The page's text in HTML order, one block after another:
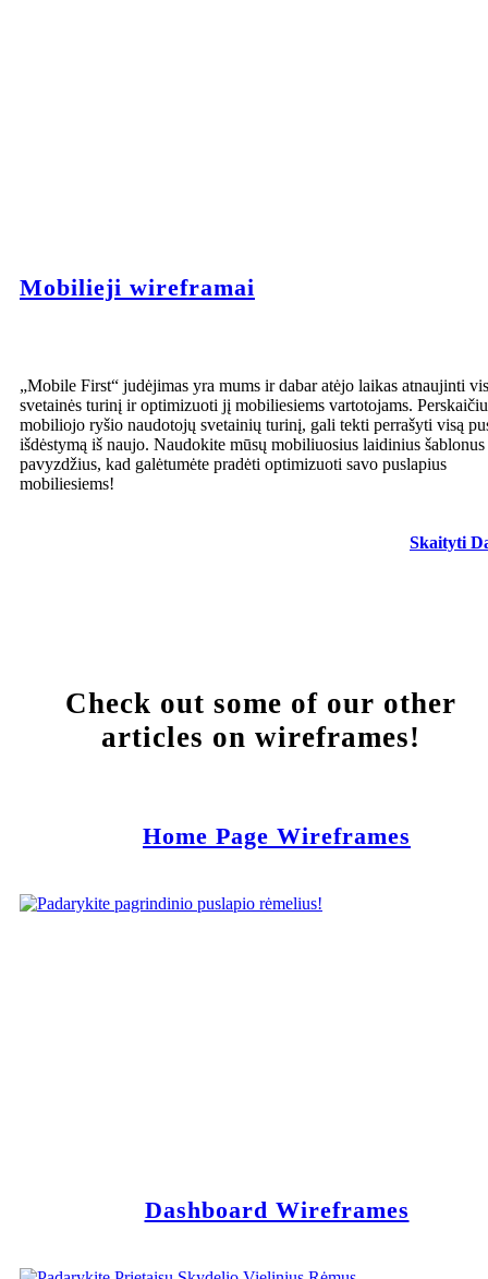
Mobilieji wireframai
„Mobile First“ judėjimas yra mums ir dabar atėjo laikas atnaujinti
svetainės turinį ir optimizuoti jį mobiliesiems vartotojams.
mobiliojo ryšio naudotojų svetainių turinį, gali tekti perrašyti visą
išdėstymą iš naujo. Naudokite mūsų mobiliuosius laidinius
pavyzdžius, kad galėtumėte pradėti optimizuoti savo puslapius
mobiliesiems!
Skaityti
Check out some of our other
articles on wireframes!
Home Page Wireframes
Dashboard Wireframes